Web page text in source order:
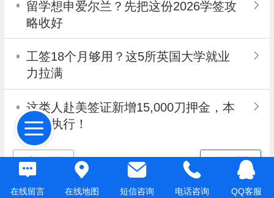
留学想申爱尔兰？先把这份2026学签攻
略收好
工签18个月够用？这5所英国大学就业
力拉满
这类人赴美签证新增15,000刀押金，本
月起执行！
在线留言 在线地图 短信咨询 电话咨询 QQ客服